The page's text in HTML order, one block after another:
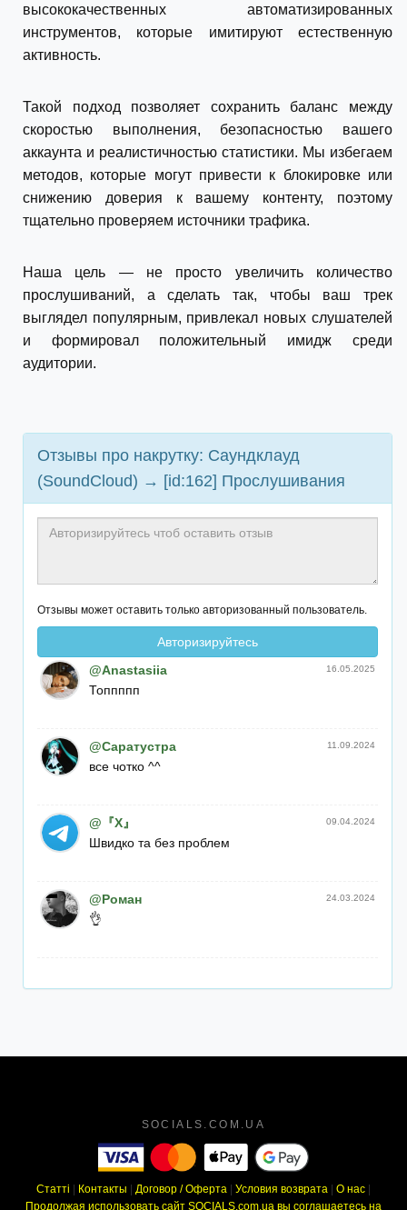
высококачественных автоматизированных
инструментов, которые имитируют естественную
активность.
Такой подход позволяет сохранить баланс между
скоростью выполнения, безопасностью вашего
аккаунта и реалистичностью статистики. Мы избегаем
методов, которые могут привести к блокировке или
снижению доверия к вашему контенту, поэтому
тщательно проверяем источники трафика.
Наша цель — не просто увеличить количество
прослушиваний, а сделать так, чтобы ваш трек
выглядел популярным, привлекал новых слушателей
и формировал положительный имидж среди
аудитории.
Отзывы про накрутку: Саундклауд
(SoundCloud) → [id:162] Прослушивания
Отзывы может оставить только авторизованный пользователь.
Авторизируйтесь
16.05.2025
@Anastasiia
Топпппп
11.09.2024
@Саратустра
все чотко ^^
09.04.2024
@『X』
Швидко та без проблем
24.03.2024
@Роман
👌
SOCIALS.COM.UA
Статті | Контакты | Договор / Оферта | Условия возврата | О нас |
Продолжая использовать сайт SOCIALS.com.ua вы соглашаетесь на